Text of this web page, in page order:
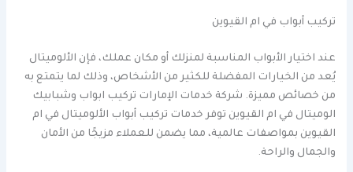
تركيب أبواب في ام القيوين
عند اختيار الأبواب المناسبة لمنزلك أو مكان عملك، فإن الألوميتال
يُعد من الخيارات المفضلة للكثير من الأشخاص، وذلك لما يتمتع به
من خصائص مميزة. شركة خدمات الإمارات تركيب ابواب وشبابيك
الوميتال في ام القيوين توفر خدمات تركيب أبواب الألوميتال في ام
القيوين بمواصفات عالمية، مما يضمن للعملاء مزيجًا من الأمان
والجمال والراحة.